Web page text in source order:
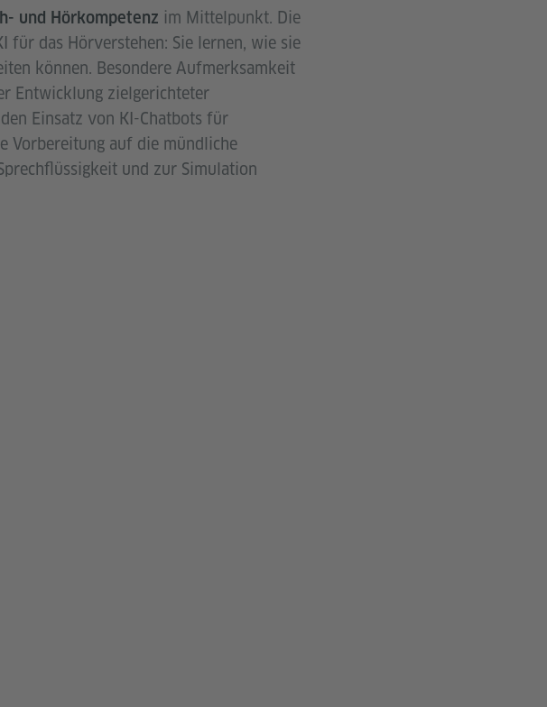
und Hörkompetenz im Mittelpunkt. Die
für das Hörverstehen: Sie lernen, wie sie
können. Besondere Aufmerksamkeit
Entwicklung zielgerichteter
Einsatz von KI-Chatbots für
Vorbereitung auf die mündliche
und zur Simulation